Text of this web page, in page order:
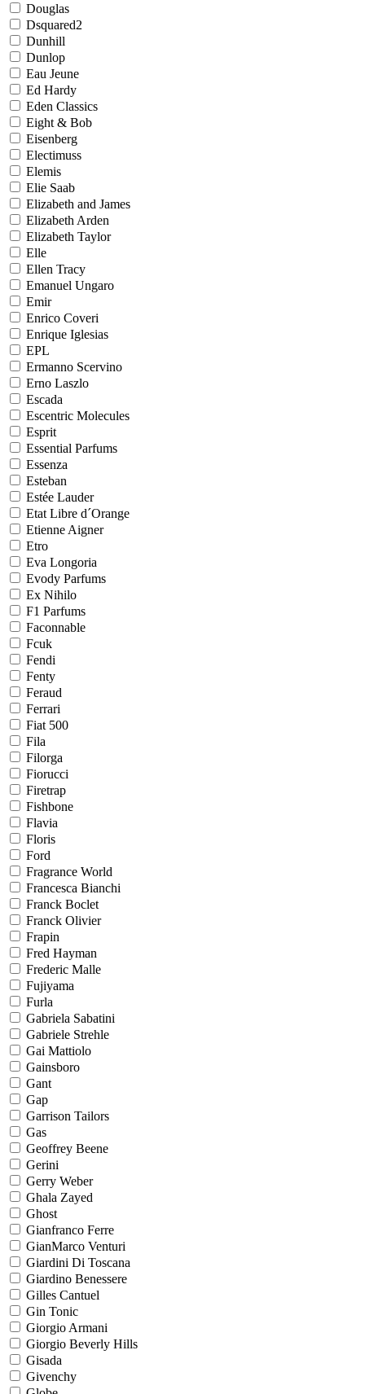
Douglas
Dsquared2
Dunhill
Dunlop
Eau Jeune
Ed Hardy
Eden Classics
Eight & Bob
Eisenberg
Electimuss
Elemis
Elie Saab
Elizabeth and James
Elizabeth Arden
Elizabeth Taylor
Elle
Ellen Tracy
Emanuel Ungaro
Emir
Enrico Coveri
Enrique Iglesias
EPL
Ermanno Scervino
Erno Laszlo
Escada
Escentric Molecules
Esprit
Essential Parfums
Essenza
Esteban
Estée Lauder
Etat Libre d´Orange
Etienne Aigner
Etro
Eva Longoria
Evody Parfums
Ex Nihilo
F1 Parfums
Faconnable
Fcuk
Fendi
Fenty
Feraud
Ferrari
Fiat 500
Fila
Filorga
Fiorucci
Firetrap
Fishbone
Flavia
Floris
Ford
Fragrance World
Francesca Bianchi
Franck Boclet
Franck Olivier
Frapin
Fred Hayman
Frederic Malle
Fujiyama
Furla
Gabriela Sabatini
Gabriele Strehle
Gai Mattiolo
Gainsboro
Gant
Gap
Garrison Tailors
Gas
Geoffrey Beene
Gerini
Gerry Weber
Ghala Zayed
Ghost
Gianfranco Ferre
GianMarco Venturi
Giardini Di Toscana
Giardino Benessere
Gilles Cantuel
Gin Tonic
Giorgio Armani
Giorgio Beverly Hills
Gisada
Givenchy